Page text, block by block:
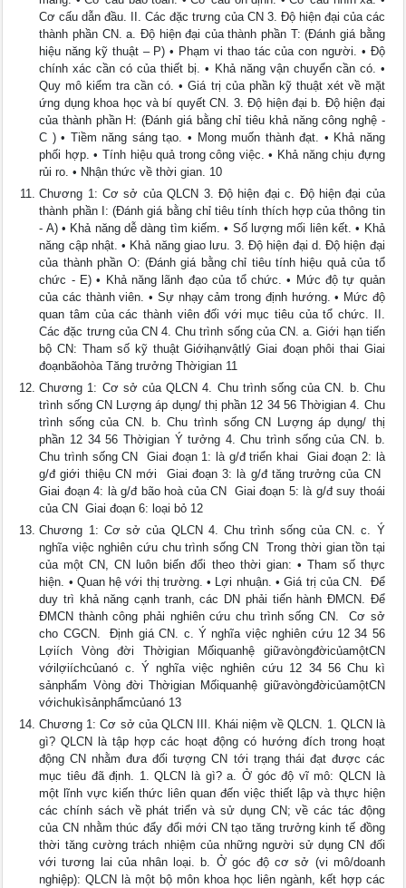
Cơ cấu dẫn đầu. II. Các đặc trưng của CN 3. Độ hiện đại của các
thành phần CN. a. Độ hiện đại của thành phần T: (Đánh giá bằng
hiệu năng kỹ thuật – P) • Phạm vi thao tác của con người. • Độ
chính xác cần có của thiết bị. • Khả năng vận chuyển cần có. •
Quy mô kiểm tra cần có. • Giá trị của phần kỹ thuật xét về mặt
ứng dụng khoa học và bí quyết CN. 3. Độ hiện đại b. Độ hiện đại
của thành phần H: (Đánh giá bằng chỉ tiêu khả năng công nghệ -
C ) • Tiềm năng sáng tạo. • Mong muốn thành đạt. • Khả năng
phối hợp. • Tính hiệu quả trong công việc. • Khả năng chịu đựng
rủi ro. • Nhận thức về thời gian. 10
Chương 1: Cơ sở của QLCN 3. Độ hiện đại c. Độ hiện đại của
thành phần I: (Đánh giá bằng chỉ tiêu tính thích hợp của thông tin
- A) • Khả năng dễ dàng tìm kiếm. • Số lượng mối liên kết. • Khả
năng cập nhật. • Khả năng giao lưu. 3. Độ hiện đại d. Độ hiện đại
của thành phần O: (Đánh giá bằng chỉ tiêu tính hiệu quả của tổ
chức - E) • Khả năng lãnh đạo của tổ chức. • Mức độ tự quản
của các thành viên. • Sự nhạy cảm trong định hướng. • Mức độ
quan tâm của các thành viên đối với mục tiêu của tổ chức. II.
Các đặc trưng của CN 4. Chu trình sống của CN. a. Giới hạn tiến
bộ CN: Tham số kỹ thuật Giớihạnvậtlý Giai đoạn phôi thai Giai
đoạnbãohòa Tăng trưởng Thờigian 11
Chương 1: Cơ sở của QLCN 4. Chu trình sống của CN. b. Chu
trình sống CN Lượng áp dụng/ thị phần 12 34 56 Thờigian 4. Chu
trình sống của CN. b. Chu trình sống CN Lượng áp dụng/ thị
phần 12 34 56 Thờigian Ý tưởng 4. Chu trình sống của CN. b.
Chu trình sống CN  Giai đoạn 1: là g/đ triển khai  Giai đoạn 2: là
g/đ giới thiệu CN mới  Giai đoạn 3: là g/đ tăng trưởng của CN 
Giai đoạn 4: là g/đ bão hoà của CN  Giai đoạn 5: là g/đ suy thoái
của CN  Giai đoạn 6: loại bỏ 12
Chương 1: Cơ sở của QLCN 4. Chu trình sống của CN. c. Ý
nghĩa việc nghiên cứu chu trình sống CN  Trong thời gian tồn tại
của một CN, CN luôn biến đổi theo thời gian: • Tham số thực
hiện. • Quan hệ với thị trường. • Lợi nhuận. • Giá trị của CN.  Để
duy trì khả năng cạnh tranh, các DN phải tiến hành ĐMCN. Để
ĐMCN thành công phải nghiên cứu chu trình sống CN.  Cơ sở
cho CGCN.  Định giá CN. c. Ý nghĩa việc nghiên cứu 12 34 56
Lợiích Vòng đời Thờigian Mốiquanhệ giữavòngđờicủamộtCN
vớilợiíchcủanó c. Ý nghĩa việc nghiên cứu 12 34 56 Chu kì
sảnphẩm Vòng đời Thờigian Mốiquanhệ giữavòngđờicủamộtCN
vớichukìsảnphẩmcủanó 13
Chương 1: Cơ sở của QLCN III. Khái niệm về QLCN. 1. QLCN là
gì? QLCN là tập hợp các hoạt động có hướng đích trong hoạt
động CN nhằm đưa đối tượng CN tới trạng thái đạt được các
mục tiêu đã định. 1. QLCN là gì? a. Ở góc độ vĩ mô: QLCN là
một lĩnh vực kiến thức liên quan đến việc thiết lập và thực hiện
các chính sách về phát triển và sử dụng CN; về các tác động
của CN nhằm thúc đẩy đổi mới CN tạo tăng trưởng kinh tế đồng
thời tăng cường trách nhiệm của những người sử dụng CN đối
với tương lai của nhân loại. b. Ở góc độ cơ sở (vi mô/doanh
nghiệp): QLCN là một bộ môn khoa học liên ngành, kết hợp các